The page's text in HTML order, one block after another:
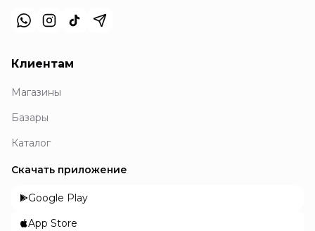
Клиентам
Магазины
Базары
Каталог
Скачать приложение
Google Play
App Store